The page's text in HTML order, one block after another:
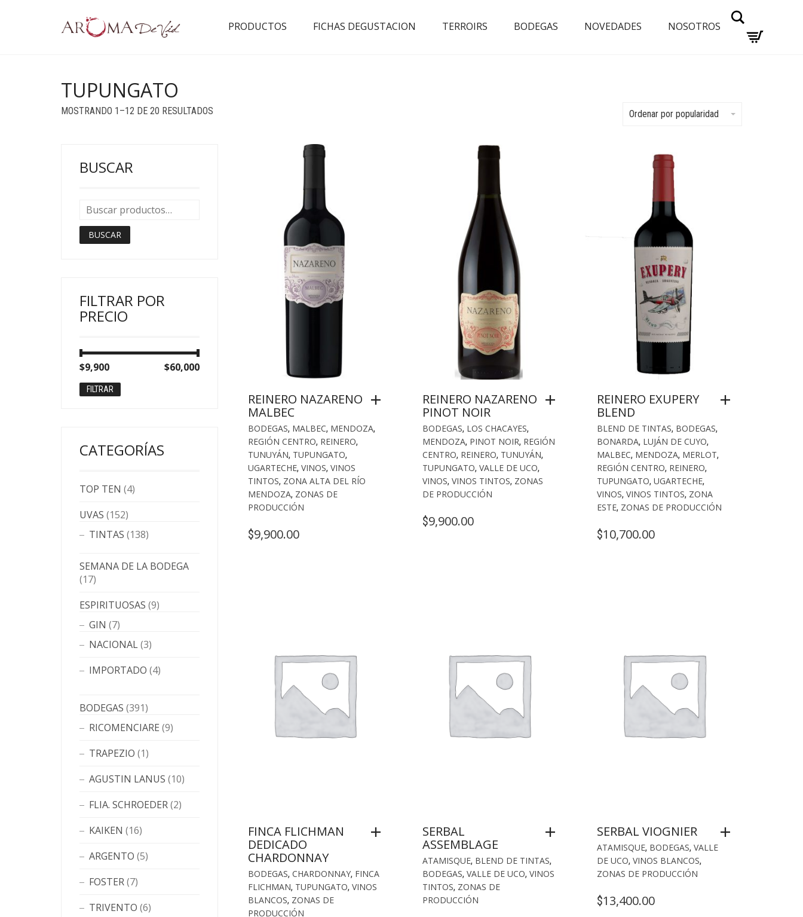
PRODUCTOS FICHAS DEGUSTACION TERROIRS BODEGAS NOVEDADES NOSOTROS
TUPUNGATO
MOSTRANDO 1–12 DE 20 RESULTADOS Ordenar por popularidad
REINERO NAZARENO
MALBEC
BODEGAS, MALBEC, MENDOZA,
REGIÓN CENTRO, REINERO,
TUNUYÁN, TUPUNGATO,
UGARTECHE, VINOS, VINOS
TINTOS, ZONA ALTA DEL RÍO
MENDOZA, ZONAS DE
PRODUCCIÓN
$9,900.00
REINERO NAZARENO
PINOT NOIR
BODEGAS, LOS CHACAYES,
MENDOZA, PINOT NOIR, REGIÓN
CENTRO, REINERO, TUNUYÁN,
TUPUNGATO, VALLE DE UCO,
VINOS, VINOS TINTOS, ZONAS
DE PRODUCCIÓN
$9,900.00
REINERO EXUPERY
BLEND
BLEND DE TINTAS, BODEGAS,
BONARDA, LUJÁN DE CUYO,
MALBEC, MENDOZA, MERLOT,
REGIÓN CENTRO, REINERO,
TUPUNGATO,UGARTECHE,
VINOS,VINOS TINTOS, ZONA
ESTE, ZONAS DE PRODUCCIÓN
$10,700.00
FINCA FLICHMAN
DEDICADO
CHARDONNAY
BODEGAS, CHARDONNAY, FINCA
FLICHMAN, TUPUNGATO, VINOS
BLANCOS, ZONAS DE
PRODUCCIÓN
SERBAL
ASSEMBLAGE
ATAMISQUE, BLEND DE TINTAS,
BODEGAS, VALLE DE UCO, VINOS
TINTOS, ZONAS DE
PRODUCCIÓN
SERBAL VIOGNIER
ATAMISQUE, BODEGAS,VALLE
DE UCO,VINOS BLANCOS,
ZONAS DE PRODUCCIÓN
$13,400.00
BUSCAR
BUSCAR
FILTRAR POR
PRECIO
Precio
mínimo
Precio
máximo
FILTRAR
$9,900 $60,000
CATEGORÍAS
TOP TEN (4)
UVAS (152)
TINTAS (138)
SEMANA DE LA BODEGA
(17)
ESPIRITUOSAS (9)
GIN (7)
NACIONAL(3)
IMPORTADO (4)
BODEGAS (391)
RICOMENCIARE (9)
TRAPEZIO (1)
AGUSTIN LANUS (10)
FLIA. SCHROEDER(2)
KAIKEN (16)
ARGENTO (5)
FOSTER(7)
TRIVENTO (6)